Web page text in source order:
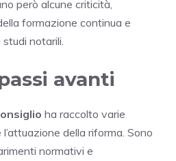
però alcune criticità,
formazione continua e
notarili.
avanti
ha raccolto varie
della riforma. Sono
normativi e